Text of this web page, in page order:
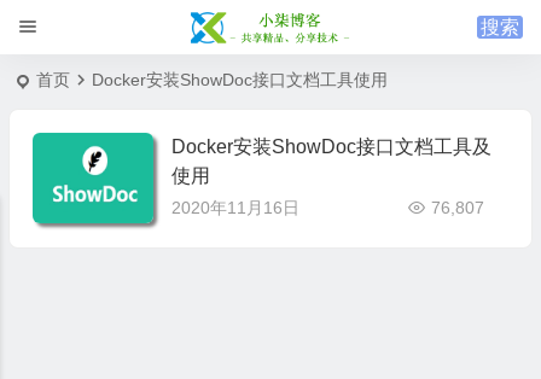
首页 Docker安装ShowDoc接口文档工具使用
Docker安装ShowDoc接口文档工具及
使用
2020年11月16日 76,807